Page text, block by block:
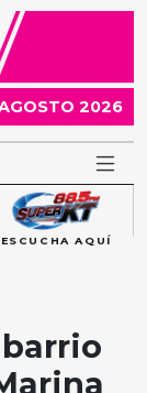
2026
ESCUCHA AQUÍ